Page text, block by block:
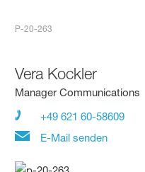
P-20-263
Vera Kockler
Manager Communications
+49 621 60-58609
E-Mail senden